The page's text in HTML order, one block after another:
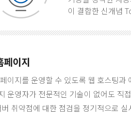
이 결합한 신개념
페이지
이지를 운영할 수 있도록 웹 호스팅과
운영자가 전문적인 기술이 없어도 직
취약점에 대한 점검을 정기적으로